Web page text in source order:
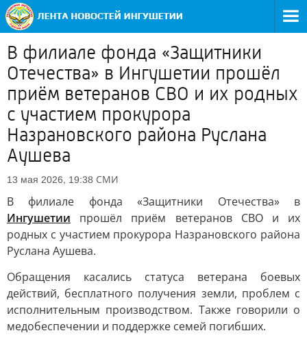
В филиале фонда «Защитники
Отечества» в Ингушетии прошёл
приём ветеранов СВО и их родных
с участием прокурора
Назрановского района Руслана
Аушева
13 мая 2026, 19:38 СМИ
В филиале фонда «Защитники Отечества» в
Ингушетии прошёл приём ветеранов СВО и их
родных с участием прокурора Назрановского района
Руслана Аушева.
Обращения касались статуса ветерана боевых
действий, бесплатного получения земли, проблем с
исполнительным производством. Также говорили о
медобеспечении и поддержке семей погибших.